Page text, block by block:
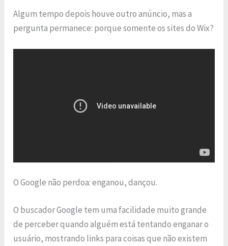
Algum tempo depois houve outro anúncio, mas a
pergunta permanece: porque somente os sites do Wix?
O Google não perdoa: enganou, dançou.
O buscador Google tem uma facilidade muito grande
de perceber quando alguém está tentando enganar o
usuário, mostrando links para coisas que não existem